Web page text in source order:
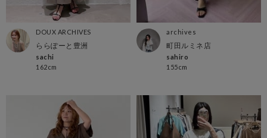
DOUX ARCHIVES
ららぽーと豊洲
sachi
162cm
archives
町田ルミネ店
sahiro
155cm